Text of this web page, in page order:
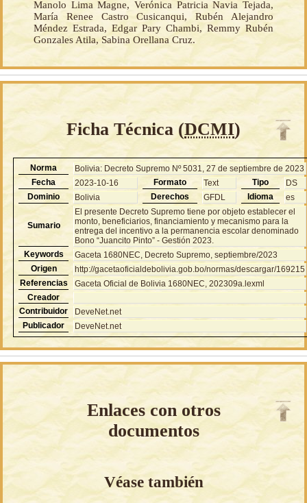
Manolo Lima Magne, Verónica Patricia Navia Tejada,
María Renee Castro Cusicanqui, Rubén Alejandro
Méndez Estrada, Edgar Pary Chambi, Remmy Rubén
Gonzales Atila, Sabina Orellana Cruz.
Ficha Técnica (DCMI)
Norma
Bolivia: Decreto Supremo Nº 5031, 27 de septiembre de 2023
Fecha
2023-10-16 Formato Text Tipo
DS
Dominio
Bolivia Derechos GFDL Idioma es
Sumario
El presente Decreto Supremo tiene por objeto establecer el
monto, beneficiarios, financiamiento y mecanismo para la
entrega del incentivo a la permanencia escolar denominado
Bono “Juancito Pinto” - Gestión 2023.
Keywords
Gaceta 1680NEC, Decreto Supremo, septiembre/2023
Origen
http://gacetaoficialdebolivia.gob.bo/normas/descargar/169215
Referencias
Gaceta Oficial de Bolivia 1680NEC, 202309a.lexml
Creador
Contribuidor
DeveNet.net
Publicador
DeveNet.net
Enlaces con otros
documentos
Véase también